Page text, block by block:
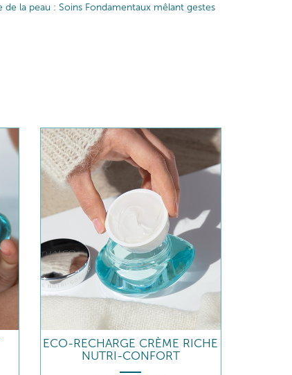
la peau : Soins Fondamentaux mêlant gestes
ECO-RECHARGE CRÈME RICHE
NUTRI-CONFORT